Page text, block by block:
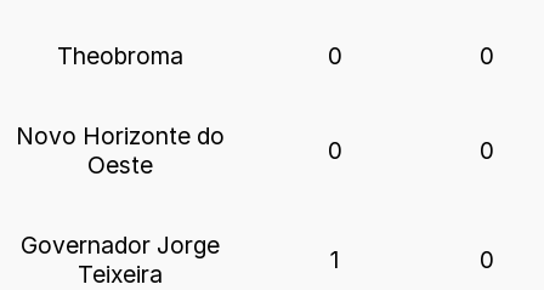
Theobroma 0 0
Novo Horizonte do
Oeste
0 0
Governador Jorge
Teixeira
1 0